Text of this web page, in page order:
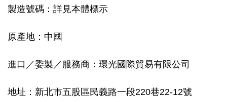
製造號碼：詳見本體標示
原產地：中國
進口／委製／服務商：環光國際貿易有限公司
地址：新北市五股區民義路一段220巷22-12號